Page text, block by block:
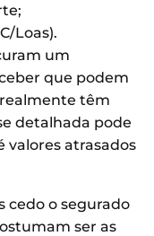
Loas).
um
que podem
têm
detalhada pode
valores atrasados
cedo o segurado
ser as